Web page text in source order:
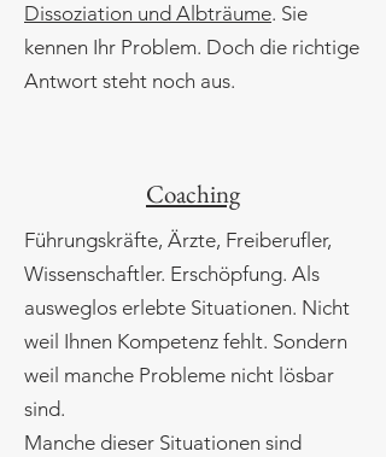
Dissoziation und Albträume. Sie
kennen Ihr Problem. Doch die richtige
Antwort steht noch aus.
Coaching
Führungskräfte, Ärzte, Freiberufler,
Wissenschaftler. Erschöpfung. Als
ausweglos erlebte Situationen. Nicht
weil Ihnen Kompetenz fehlt. Sondern
weil manche Probleme nicht lösbar
sind.
Manche dieser Situationen sind